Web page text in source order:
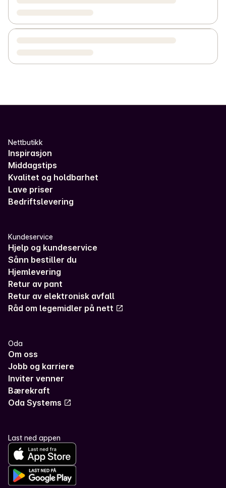
Nettbutikk
Inspirasjon
Middagstips
Kvalitet og holdbarhet
Lave priser
Bedriftslevering
Kundeservice
Hjelp og kundeservice
Sånn bestiller du
Hjemlevering
Retur av pant
Retur av elektronisk avfall
Råd om legemidler på nett
Oda
Om oss
Jobb og karriere
Inviter venner
Bærekraft
Oda Systems
Last ned appen